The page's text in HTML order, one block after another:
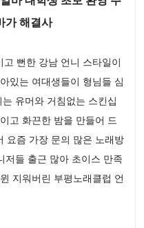
가 해결사
뻔한 강남 언니 스타일이
있는 여대생들이 형님들 심
유머와 거침없는 스킨십
고 화끈한 밤을 만들어 드
요즘 가장 문의 많은 노래방
저들 출근 많아 초이스 만족
지워버린 부평노래클럽 언